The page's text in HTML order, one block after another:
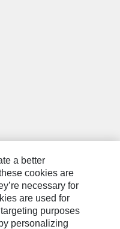
a better
cookies are
necessary for
are used for
purposes
personalizing